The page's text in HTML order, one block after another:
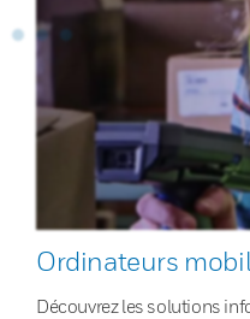
Ordinateurs
Découvrez les solutions